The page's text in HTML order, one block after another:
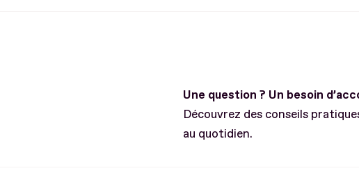
Une question ? Un besoin
Découvrez des conseils
au quotidien.